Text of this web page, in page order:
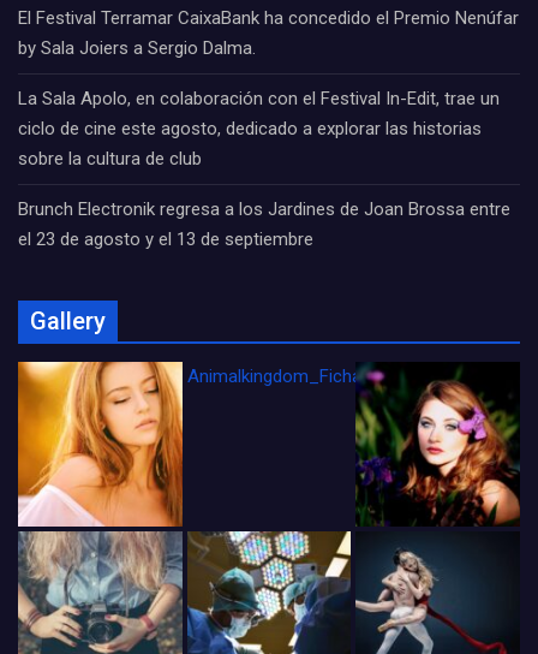
El Festival Terramar CaixaBank ha concedido el Premio Nenúfar
by Sala Joiers a Sergio Dalma.
La Sala Apolo, en colaboración con el Festival In-Edit, trae un
ciclo de cine este agosto, dedicado a explorar las historias
sobre la cultura de club
Brunch Electronik regresa a los Jardines de Joan Brossa entre
el 23 de agosto y el 13 de septiembre
Gallery
Animalkingdom_FichaCine